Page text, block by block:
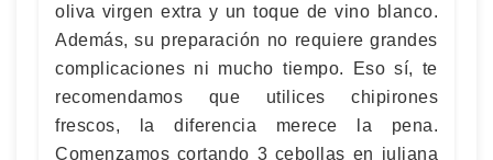
oliva virgen extra y un toque de vino blanco.
Además, su preparación no requiere grandes
complicaciones ni mucho tiempo. Eso sí, te
recomendamos que utilices chipirones
frescos, la diferencia merece la pena.
Comenzamos cortando 3 cebollas en juliana